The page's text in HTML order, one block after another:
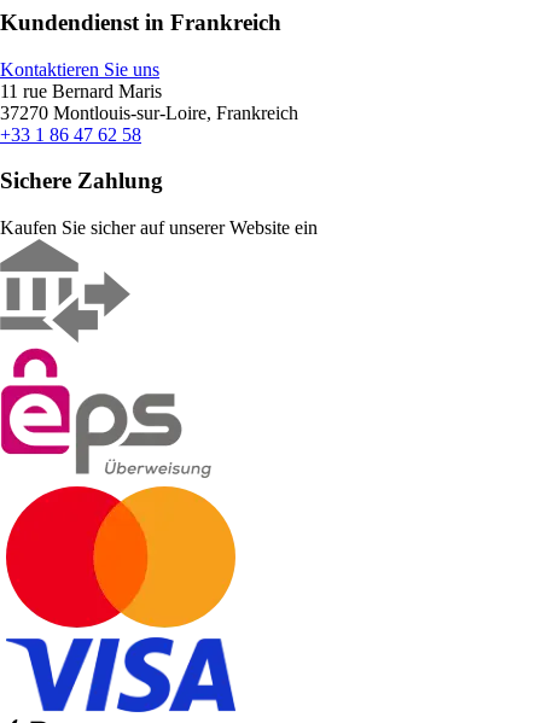
Kundendienst in Frankreich
Kontaktieren Sie uns
11 rue Bernard Maris
37270 Montlouis-sur-Loire, Frankreich
+33 1 86 47 62 58
Sichere Zahlung
Kaufen Sie sicher auf unserer Website ein